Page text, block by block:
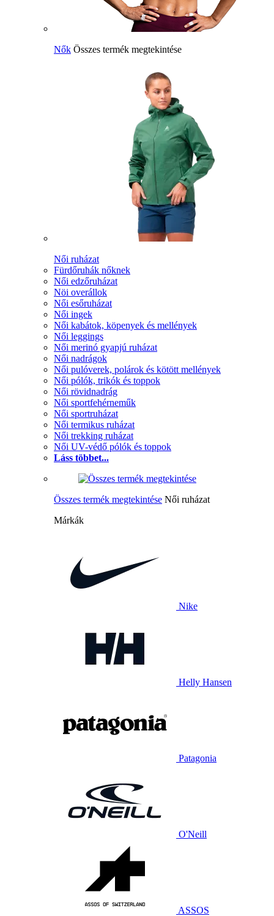
Nők Összes termék megtekintése
Női ruházat
Fürdőruhák nőknek
Női edzőruházat
Nöi overállok
Női esőruházat
Női ingek
Női kabátok, köpenyek és mellények
Női leggings
Női merinó gyapjú ruházat
Női nadrágok
Női pulóverek, polárok és kötött mellények
Női pólók, trikók és toppok
Női rövidnadrág
Női sportfehérneműk
Női sportruházat
Női termikus ruházat
Női trekking ruházat
Női UV-védő pólók és toppok
Láss többet...
Összes termék megtekintése Női ruházat
Márkák
Nike
Helly Hansen
Patagonia
O'Neill
ASSOS